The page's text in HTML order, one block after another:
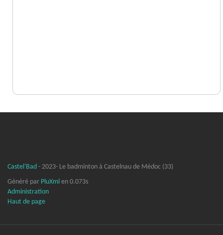
Castel'Bad - 2023- Le badminton à Castelnau de Médoc (33)
Généré par PluXml en 0.073s
Administration
Haut de page